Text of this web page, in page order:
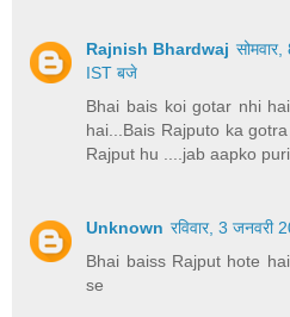
Rajnish Bhardwaj
IST बजे
Bhai bais koi gotar nhi
hai...Bais Rajputo ka
Rajput hu ....jab aapko
Unknown रविवार, 3
Bhai baiss Rajput hote
se